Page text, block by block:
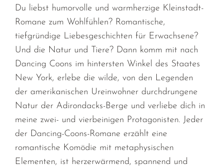
Du liebst humorvolle und warmherzige Kleinstadt-
Romane zum Wohlfühlen? Romantische,
tiefgründige Liebesgeschichten für Erwachsene?
Und die Natur und Tiere? Dann komm mit nach
Dancing Coons im hintersten Winkel des Staates
New York, erlebe die wilde, von den Legenden
der amerikanischen Ureinwohner durchdrungene
Natur der Adirondacks-Berge und verliebe dich in
meine zwei- und vierbeinigen Protagonisten. Jeder
der Dancing-Coons-Romane erzählt eine
romantische Komödie mit metaphysischen
Elementen, ist herzerwärmend, spannend und